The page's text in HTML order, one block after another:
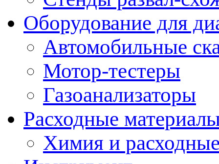
Оборудование для
Автомобильные
Мотор-тестеры
Газоанализаторы
Расходные
Химия и